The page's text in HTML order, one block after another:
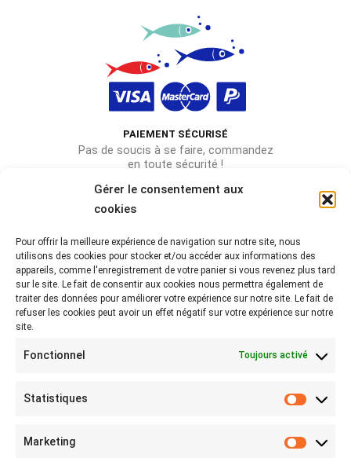
Gérer le consentement aux
cookies
Pour offrir la meilleure expérience de navigation sur notre site, nous
utilisons des cookies pour stocker et/ou accéder aux informations des
appareils, comme l'enregistrement de votre panier si vous revenez plus tard
sur le site. Le fait de consentir aux cookies nous permettra également de
traiter des données pour améliorer votre expérience sur notre site. Le fait de
refuser les cookies peut avoir un effet négatif sur votre expérience sur notre
site.
Fonctionnel Toujours activé
Statistiques
Marketing
PAIEMENT SÉCURISÉ
Pas de soucis à se faire, commandez
en toute sécurité !
Rejoignez-nous sur les réseaux !
Partagez-nous vos photos avec le hashtag
#lebeaubazar